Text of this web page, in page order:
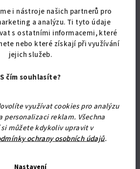
i nástroje našich partnerů pro
a analýzu. Ti tyto údaje
s ostatními informacemi, které
nebo které získají při využívání
jejich služeb.
S čím souhlasíte?
využívat cookies pro analýzu
personalizaci reklam. Všechna
můžete kdykoliv upravit v
ochrany osobních údajů.
Nastavení